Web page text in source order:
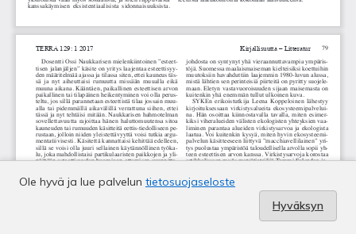
Ole hyvä ja lue palvelun tietosuojaseloste
Hyväksyn